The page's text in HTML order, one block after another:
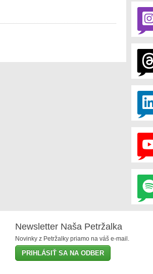
Newsletter Naša Petržalka
Novinky z Petržalky priamo na váš e-mail.
PRIHLÁSIŤ SA NA ODBER